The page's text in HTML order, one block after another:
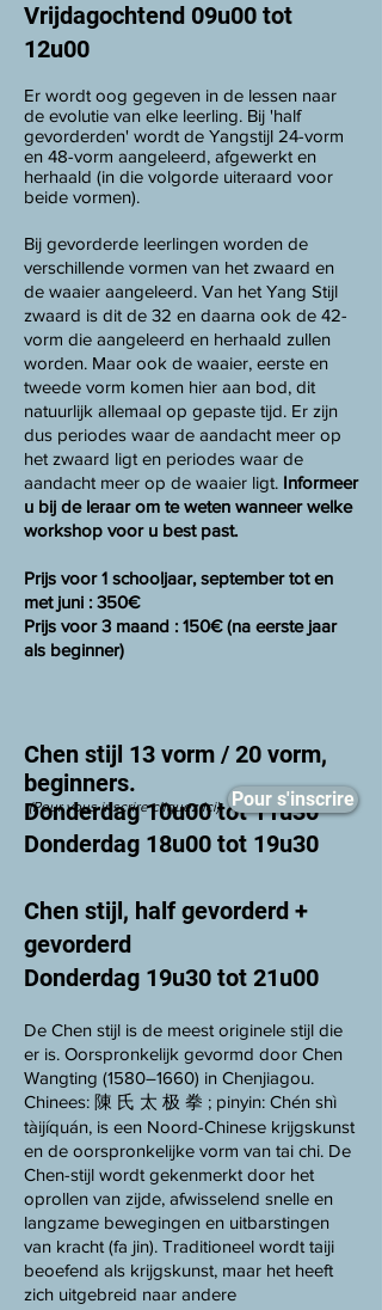
Vrijdagochtend 09u00 tot
12u00
Er wordt oog gegeven in de lessen naar
de evolutie van elke leerling. Bij 'half
gevorderden' wordt de Yangstijl 24-vorm
en 48-vorm aangeleerd, afgewerkt en
herhaald (in die volgorde uiteraard voor
beide vormen).
Bij gevorderde leerlingen worden de
verschillende vormen van het zwaard en
de waaier aangeleerd. Van het Yang Stijl
zwaard is dit de 32 en daarna ook de 42-
vorm die aangeleerd en herhaald zullen
worden. Maar ook de waaier, eerste en
tweede vorm komen hier aan bod, dit
natuurlijk allemaal op gepaste tijd. Er zijn
dus periodes waar de aandacht meer op
het zwaard ligt en periodes waar de
aandacht meer op de waaier ligt. Informeer
u bij de leraar om te weten wanneer welke
workshop voor u best past.
Prijs voor 1 schooljaar, september tot en
met juni : 350€
Prijs voor 3 maand : 150€ (na eerste jaar
als beginner)
Chen stijl 13 vorm / 20 vorm,
beginners.
Donderdag 10u00 tot 11u30
Donderdag 18u00 tot 19u30
Chen stijl, half gevorderd +
gevorderd
Donderdag 19u30 tot 21u00
De Chen stijl is de meest originele stijl die
er is. Oorspronkelijk gevormd door Chen
Wangting (1580–1660) in Chenjiagou.
Chinees: 陳 氏 太 极 拳 ; pinyin: Chén shì
tàijíquán, is een Noord-Chinese krijgskunst
en de oorspronkelijke vorm van tai chi. De
Chen-stijl wordt gekenmerkt door het
oprollen van zijde, afwisselend snelle en
langzame bewegingen en uitbarstingen
van kracht (fa jin). Traditioneel wordt taiji
beoefend als krijgskunst, maar het heeft
zich uitgebreid naar andere
Pour s'inscrire
(Pour vous inscrire cliquez ici)